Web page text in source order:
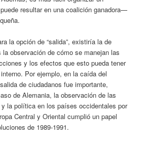
resultar en una coalición ganadora—
la opción de “salida”, existiría la de
la observación de cómo se manejan las
y los efectos que esto pueda tener
Por ejemplo, en la caída del
de ciudadanos fue importante,
de Alemania, la observación de las
la política en los países occidentales por
Central y Oriental cumplió un papel
de 1989-1991.